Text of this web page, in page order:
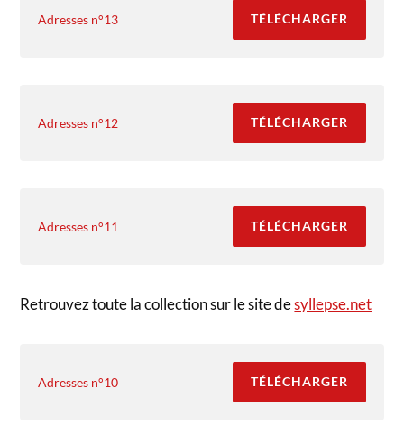
Adresses n°13 TÉLÉCHARGER
Adresses n°12 TÉLÉCHARGER
Adresses n°11 TÉLÉCHARGER
Retrouvez toute la collection sur le site desyllepse.net
Adresses n°10 TÉLÉCHARGER